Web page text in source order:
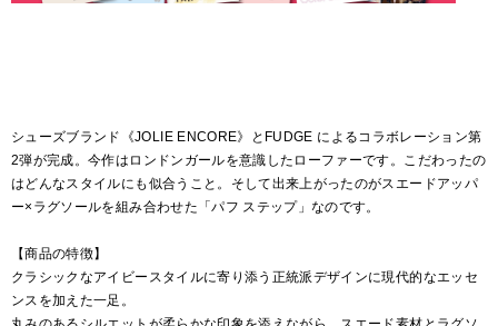
シューズブランド《JOLIE ENCORE》とFUDGE によるコラボレーション第
2弾が完成。今作はロンドンガールを意識したローファーです。こだわったの
はどんなスタイルにも似合うこと。そして出来上がったのがスエードアッパ
ー×ラグソールを組み合わせた「パフ ステップ」なのです。
【商品の特徴】
クラシックなアイビースタイルに寄り添う正統派デザインに現代的なエッセ
ンスを加えた一足。